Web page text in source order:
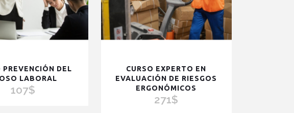
PREVENCIÓN DEL
LABORAL
107$
CURSO EXPERTO EN
EVALUACIÓN DE RIESGOS
ERGONÓMICOS
271$